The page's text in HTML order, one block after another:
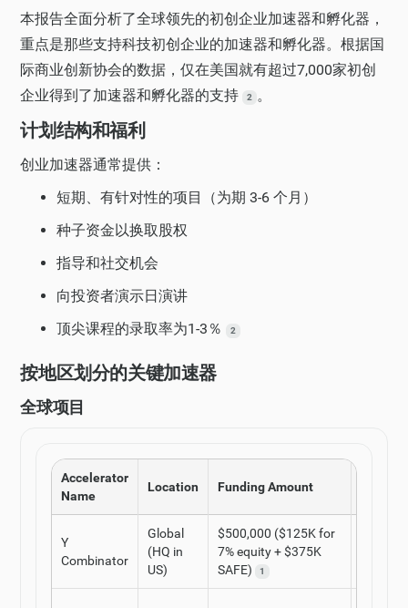
本报告全面分析了全球领先的初创企业加速器和孵化器，
重点是那些支持科技初创企业的加速器和孵化器。根据国
际商业创新协会的数据，仅在美国就有超过7,000家初创
企业得到了加速器和孵化器的支持
2 。
计划结构和福利
创业加速器通常提供：
短期、有针对性的项目（为期 3-6 个月）
种子资金以换取股权
指导和社交机会
向投资者演示日演讲
顶尖课程的录取率为1-3％
2
按地区划分的关键加速器
全球项目
Accelerator
Name
Location Funding Amount
Y
Combinator
Global
(HQ in
US)
$500,000 ($125K for
7% equity + $375K
SAFE)
1